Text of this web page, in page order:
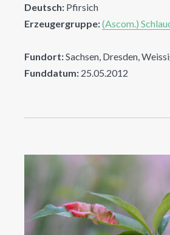
Deutsch: Pfirsich
Erzeugergruppe:(Ascom.)
Fundort:Sachsen, Dresden,
Funddatum: 25.05.2012